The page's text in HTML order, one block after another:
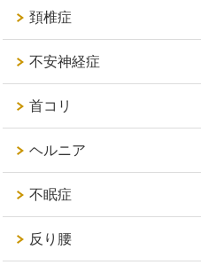
頚椎症
不安神経症
首コリ
ヘルニア
不眠症
反り腰